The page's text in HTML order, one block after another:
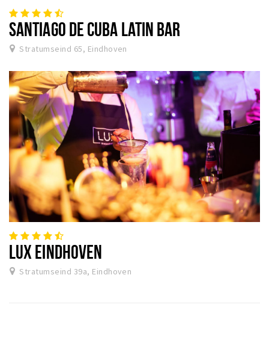
SANTIAGO DE CUBA LATIN BAR
Stratumseind 65, Eindhoven
LUX EINDHOVEN
Stratumseind 39a, Eindhoven